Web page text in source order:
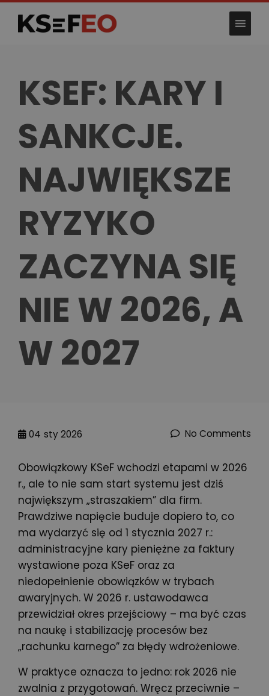
Skip
KSEF: KARY I
SANKCJE.
NAJWIĘKSZE
RYZYKO
ZACZYNA SIĘ
NIE W 2026, A
W 2027
04 sty 2026 No Comments
Obowiązkowy KSeF wchodzi etapami w 2026
r., ale to nie sam start systemu jest dziś
największym „straszakiem” dla firm.
Prawdziwe napięcie buduje dopiero to, co
ma wydarzyć się od 1 stycznia 2027 r.:
administracyjne kary pieniężne za faktury
wystawione poza KSeF oraz za
niedopełnienie obowiązków w trybach
awaryjnych. W 2026 r. ustawodawca
przewidział okres przejściowy – ma być czas
na naukę i stabilizację procesów bez
„rachunku karnego” za błędy wdrożeniowe.
W praktyce oznacza to jedno: rok 2026 nie
zwalnia z przygotowań. Wręcz przeciwnie –